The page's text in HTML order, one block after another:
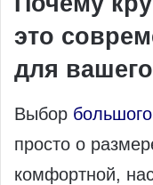
это
для
Выбор
просто о
комфортной,